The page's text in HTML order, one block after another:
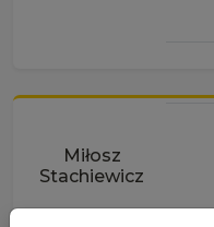
Miłosz
Stachiewicz